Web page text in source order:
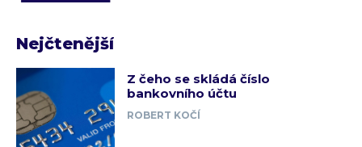
Nejčtenější
Z čeho se skládá číslo
bankovního účtu
ROBERT KOČÍ